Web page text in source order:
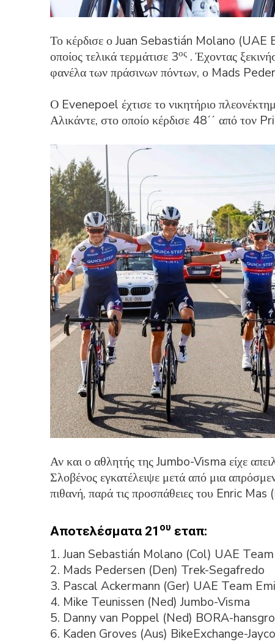
Το κέρδισε ο Juan Sebastián Molano
οποίος τελικά τερμάτισε 3ος . Έχοντας
φανέλα των πράσινων πόντων, ο Mads
Ο Evenepoel έχτισε το νικητήριο
Αλικάντε, στο οποίο κέρδισε 48΄΄ από τον
Αν και ο αθλητής της Jumbo-Visma είχε
Σλοβένος εγκατέλειψε μετά από μια
πιθανή, παρά τις προσπάθειες του Enric
Αποτελέσματα 21 ου εταπ:
1. Juan Sebastián Molano (Col) UAE
2. Mads Pedersen (Den) Trek-Segafredo
3. Pascal Ackermann (Ger) UAE Team
4. Mike Teunissen (Ned) Jumbo-Visma
5. Danny van Poppel (Ned) BORA-
6. Kaden Groves (Aus) BikeExchange-Jayco